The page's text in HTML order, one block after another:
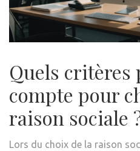
Quels critères
compte pour
raison sociale
Lors du choix de la raison